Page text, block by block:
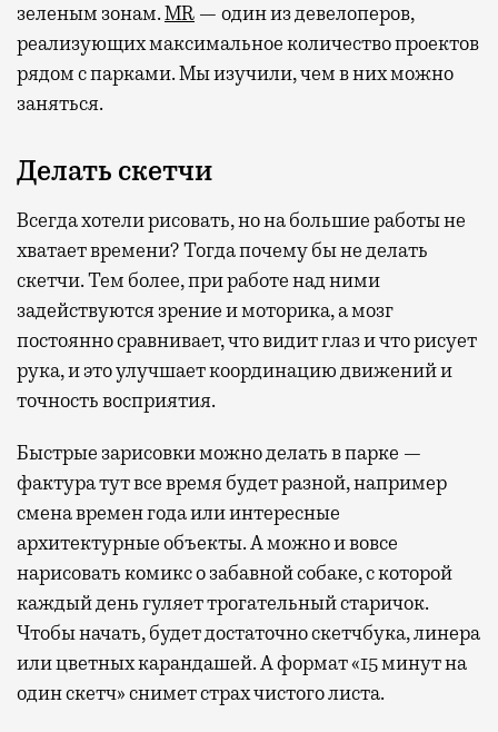
зеленым зонам.MR — один из девелоперов,
реализующих максимальное количество проектов
рядом с парками. Мы изучили, чем в них можно
заняться.
Делать скетчи
Всегда хотели рисовать, но на большие работы не
хватает времени? Тогда почему бы не делать
скетчи. Тем более, при работе над ними
задействуются зрение и моторика, а мозг
постоянно сравнивает, что видит глаз и что рисует
рука, и это улучшает координацию движений и
точность восприятия.
Быстрые зарисовки можно делать в парке —
фактура тут все время будет разной, например
смена времен года или интересные
архитектурные объекты. А можно и вовсе
нарисовать комикс о забавной собаке, с которой
каждый день гуляет трогательный старичок.
Чтобы начать, будет достаточно скетчбука, линера
или цветных карандашей. А формат «15 минут на
один скетч» снимет страх чистого листа.